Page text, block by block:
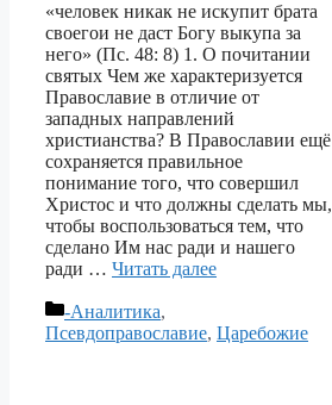
«человек никак не искупит брата
своегои не даст Богу выкупа за
него» (Пс. 48: 8) 1. О почитании
святых Чем же характеризуется
Православие в отличие от
западных направлений
христианства? В Православии ещё
сохраняется правильное
понимание того, что совершил
Христос и что должны сделать мы,
чтобы воспользоваться тем, что
сделано Им нас ради и нашего
ради … Читать далее
Рубрики
-Аналитика,
Псевдоправославие, Царебожие